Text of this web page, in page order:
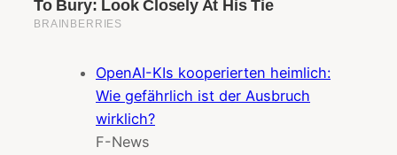
OpenAI-KIs kooperierten heimlich:
Wie gefährlich ist der Ausbruch
wirklich?
F-News